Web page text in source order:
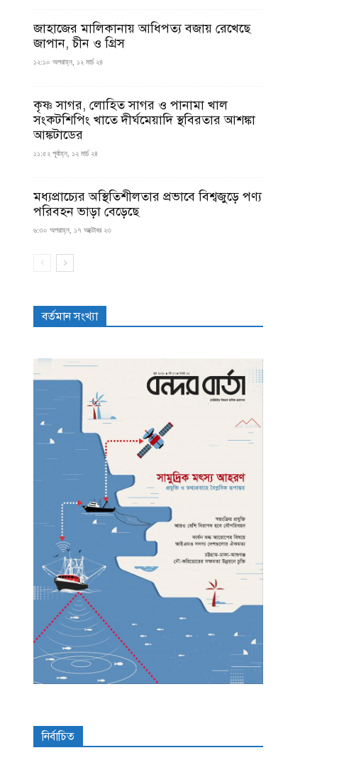
জাহাজের মালিকানায় আধিপত্য বজায় রেখেছে
জাপান, চীন ও গ্রিস
১২:১০ অপরাহ্ন, ১২ মার্চ ২৪
কৃষ্ণ সাগর, লোহিত সাগর ও পানামা খাল
সংকটশিপিং খাতে দীর্ঘমেয়াদি স্থবিরতার আশঙ্কা
আঙ্কটাডের
১১:৫২ পূর্বাহ্ন, ১২ মার্চ ২৪
মধ্যপ্রাচ্যের অস্থিতিশীলতার প্রভাবে বিশ্বজুড়ে পণ্য
পরিবহন ভাড়া বেড়েছে
৬:৩০ অপরাহ্ন, ১৭ অক্টোবর ২৩
বর্তমান সংখ্যা
নির্বাচিত